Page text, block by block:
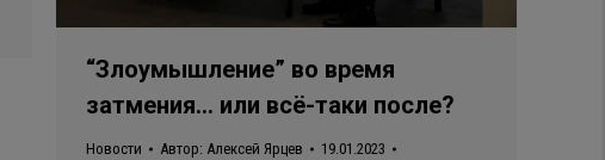
“Злоумышление” во время
затмения… или всё-таки после?
Новости Автор: Алексей Ярцев
19.01.2023